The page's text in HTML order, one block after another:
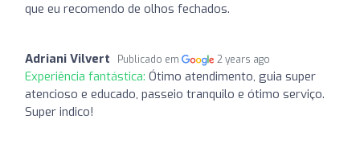
que eu recomendo de olhos fechados.
Adriani Vilvert Publicado em 2 years ago
Experiência fantástica: Ótimo atendimento, guia super
atencioso e educado, passeio tranquilo e ótimo serviço.
Super indico!